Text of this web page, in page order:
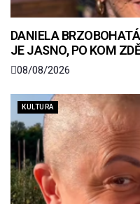
DANIELA
JE JASNO, PO KOM
08/08/2026
KULTURA